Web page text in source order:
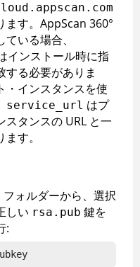
す。 AppScan 360°
いる場合、
インストール時に指
する必要がありま
・インスタンスを使
service_url はプ
スタンスの URL と一
す。
フォルダーから、選択
しい rsa.pub 鍵を
: